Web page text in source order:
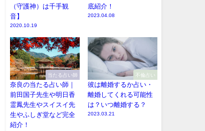
（守護神）は千手観
音】
2020.10.19
底紹介！
2023.04.08
当たる占い師
奈良の当たる占い師｜
前田国子先生や明日香
霊鳳先生やスイスイ先
生やふしぎ堂など完全
紹介！
不倫占い
彼は離婚するか占い・
離婚してくれる可能性
は？いつ離婚する？
2023.03.21